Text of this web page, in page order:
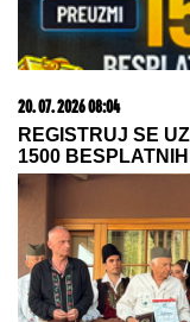
05. 08. 2026 14:12
Koliko visoku